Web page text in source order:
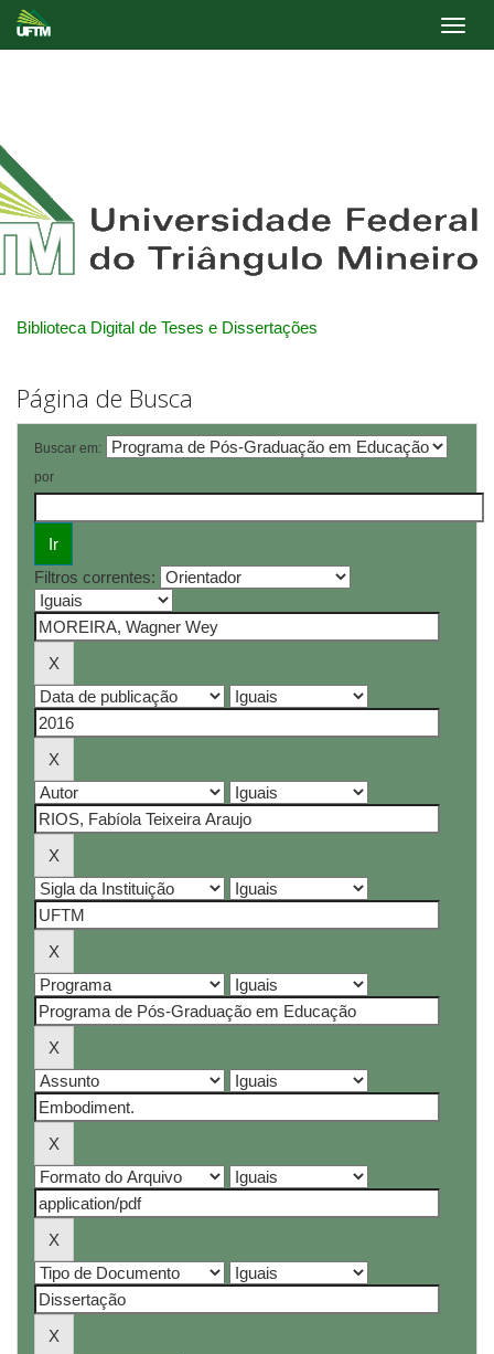
Biblioteca Digital de Teses e Dissertações
Página de Busca
Buscar em:
por
Filtros correntes: